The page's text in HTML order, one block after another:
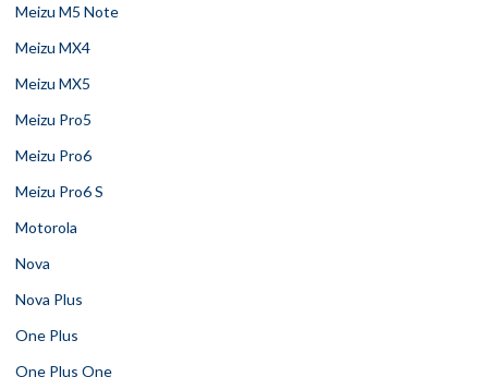
Meizu M5 Note
Meizu MX4
Meizu MX5
Meizu Pro5
Meizu Pro6
Meizu Pro6 S
Motorola
Nova
Nova Plus
One Plus
One Plus One